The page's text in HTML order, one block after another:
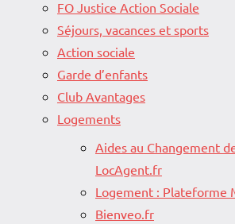
FO Justice Action Sociale
Séjours, vacances et sports
Action sociale
Garde d’enfants
Club Avantages
Logements
Aides au Changement
LocAgent.fr
Logement : Plateforme
Bienveo.fr